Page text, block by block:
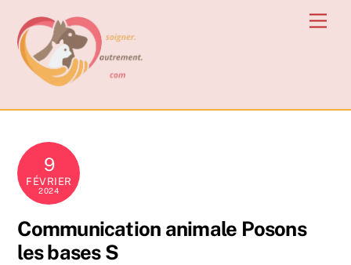
content
9
FÉVRIER
2024
Communication animale Posons
les bases S